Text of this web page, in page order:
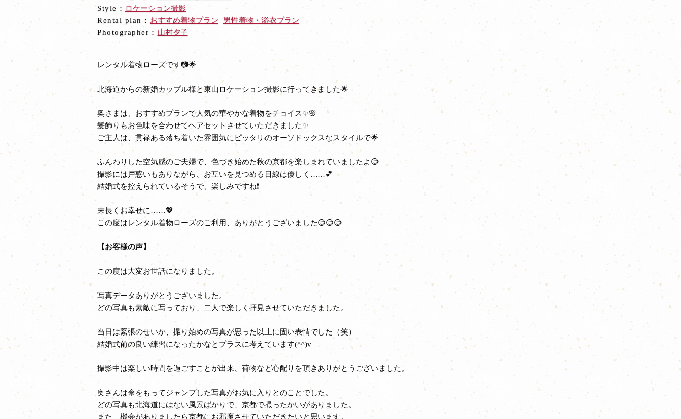
Style： ロケーション撮影
Rental plan： おすすめ着物プラン
男性着物・浴衣プラン
Photographer： 山村夕子
レンタル着物ローズです📷🌟
北海道からの新婚カップル様と東山ロケーション撮影に行ってきました🌟
奥さまは、おすすめプランで人気の華やかな着物をチョイス✨🌸
髪飾りもお色味を合わせてヘアセットさせていただきました✨
ご主人は、貫禄ある落ち着いた雰囲気にピッタリのオーソドックスなスタイルで🌟
ふんわりした空気感のご夫婦で、色づき始めた秋の京都を楽しまれていましたよ😊
撮影には戸惑いもありながら、お互いを見つめる目線は優しく……💕
結婚式を控えられているそうで、楽しみですね❗
末長くお幸せに……💖
この度はレンタル着物ローズのご利用、ありがとうございました😊😊😊
【お客様の声】
この度は大変お世話になりました。
写真データありがとうございました。
どの写真も素敵に写っており、二人で楽しく拝見させていただきました。
当日は緊張のせいか、撮り始めの写真が思った以上に固い表情でした（笑）
結婚式前の良い練習になったかなとプラスに考えています(^^)v
撮影中は楽しい時間を過ごすことが出来、荷物など心配りを頂きありがとうございました。
奥さんは傘をもってジャンプした写真がお気に入りとのことでした。
どの写真も北海道にはない風景ばかりで、京都で撮ったかいがありました。
また、機会がありましたら京都にお邪魔させていただきたいと思います。